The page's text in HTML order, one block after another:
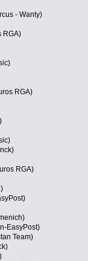
- Wanty)
RGA)
RGA)
RGA)
EasyPost)
Team)